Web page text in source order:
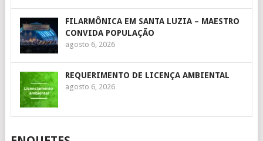
FILARMÔNICA EM SANTA LUZIA – MAESTRO
CONVIDA POPULAÇÃO
agosto 6, 2026
REQUERIMENTO DE LICENÇA AMBIENTAL
agosto 6, 2026